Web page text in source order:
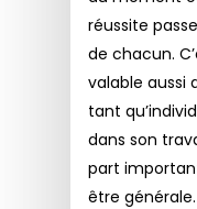
réussite
de chacun.
valable aussi
tant
dans son
part
être générale.